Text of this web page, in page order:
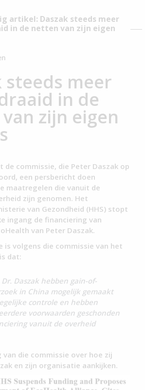
artikel: Daszak steeds meer
in de netten van zijn eigen
steeds meer
in de
zijn eigen
de commissie, die Peter Daszak op
een persbericht doen
maatregelen die vanuit de
zijn genomen. Het
van Gezondheid (HHS) stopt
ingang de financiering van
van Peter Daszak.
is volgens die commissie van het
dat:
Daszak hebben gain-of-
in China mogelijk gemaakt
controle en hebben
voorwaarden geschonden
vanuit de overheid
van die commissie over hoe zij
en zijn organisatie aankijken.